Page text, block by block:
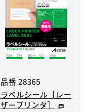
品番 28365
ラベルシール［レー
ザープリンタ］